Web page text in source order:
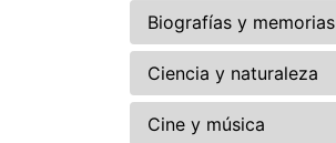
Biografías y memorias
Ciencia y naturaleza
Cine y música